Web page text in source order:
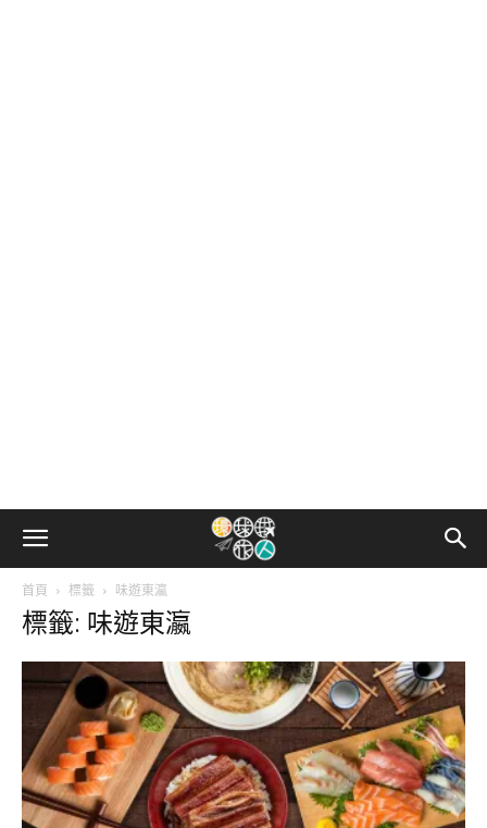
首頁 標籤 味遊東瀛
標籤: 味遊東瀛